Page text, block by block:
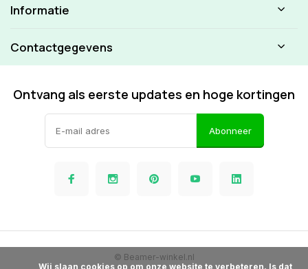
Informatie
Contactgegevens
Ontvang als eerste updates en hoge kortingen
Abonneer
© Beamer-winkel.nl